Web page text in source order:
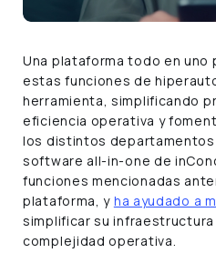
Una plataforma todo en
estas funciones de
herramienta, simplificando
eficiencia operativa y
los distintos departamentos
software all-in-one de
funciones mencionadas
plataforma, y ha ayudado a
simplificar su
complejidad operativa.